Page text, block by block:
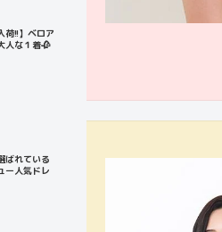
荷!!】ベロア
人な１着🥀
ばれている
ー人気ドレ